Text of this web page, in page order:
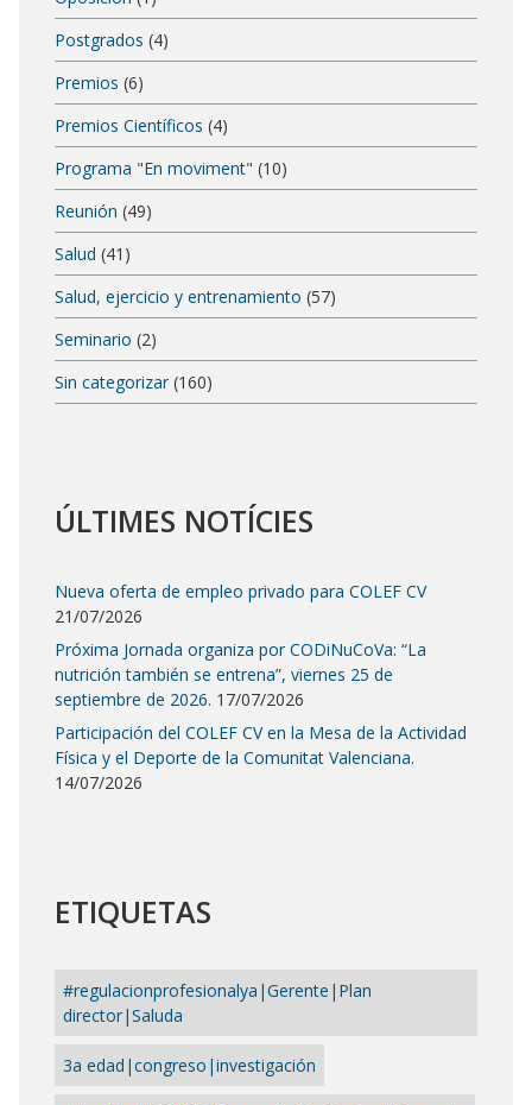
Postgrados (4)
Premios (6)
Premios Científicos (4)
Programa "En moviment" (10)
Reunión (49)
Salud (41)
Salud, ejercicio y entrenamiento (57)
Seminario (2)
Sin categorizar (160)
ÚLTIMES NOTÍCIES
Nueva oferta de empleo privado para COLEF CV
21/07/2026
Próxima Jornada organiza por CODiNuCoVa: “La
nutrición también se entrena”, viernes 25 de
septiembre de 2026. 17/07/2026
Participación del COLEF CV en la Mesa de la Actividad
Física y el Deporte de la Comunitat Valenciana.
14/07/2026
ETIQUETAS
#regulacionprofesionalya|Gerente|Plan
director|Saluda
3a edad|congreso|investigación